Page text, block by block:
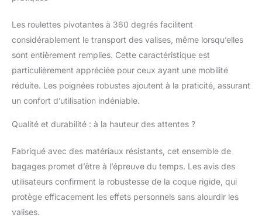
fabriqués dans un tissu
durable et léger.
CAPACITÉ
EXTENSIBLE : Les
grandes valises et les
valises à main offrent
un design extensible,
d’espace en plus afin
pour les voyages plus
longs. EMPILABLE ET
TRANSPORTER :
Toutes les pièces
Les roulettes pivotantes à 360 degrés facilitent
considérablement le transport des valises, même lorsqu’elles
sont entièrement remplies. Cette caractéristique est
particulièrement appréciée pour ceux ayant une mobilité
réduite. Les poignées robustes ajoutent à la praticité, assurant
un confort d’utilisation indéniable.
Qualité et durabilité : à la hauteur des attentes ?
Fabriqué avec des matériaux résistants, cet ensemble de
bagages promet d’être à l’épreuve du temps. Les avis des
utilisateurs confirment la robustesse de la coque rigide, qui
protège efficacement les effets personnels sans alourdir les
valises.